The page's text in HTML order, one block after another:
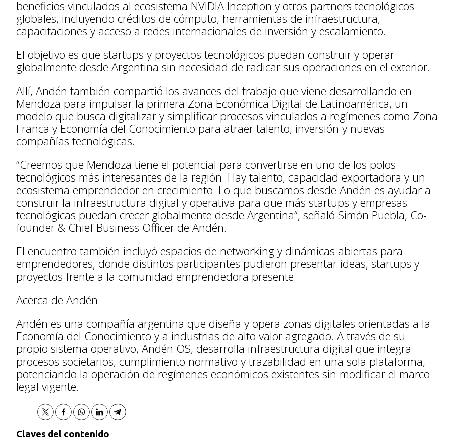
beneficios vinculados al ecosistema NVIDIA Inception y otros partners tecnológicos
globales, incluyendo créditos de cómputo, herramientas de infraestructura,
capacitaciones y acceso a redes internacionales de inversión y escalamiento.
El objetivo es que startups y proyectos tecnológicos puedan construir y operar
globalmente desde Argentina sin necesidad de radicar sus operaciones en el exterior.
Allí, Andén también compartió los avances del trabajo que viene desarrollando en
Mendoza para impulsar la primera Zona Económica Digital de Latinoamérica, un
modelo que busca digitalizar y simplificar procesos vinculados a regímenes como Zona
Franca y Economía del Conocimiento para atraer talento, inversión y nuevas
compañías tecnológicas.
“Creemos que Mendoza tiene el potencial para convertirse en uno de los polos
tecnológicos más interesantes de la región. Hay talento, capacidad exportadora y un
ecosistema emprendedor en crecimiento. Lo que buscamos desde Andén es ayudar a
construir la infraestructura digital y operativa para que más startups y empresas
tecnológicas puedan crecer globalmente desde Argentina”, señaló Simón Puebla, Co-
founder & Chief Business Officer de Andén.
El encuentro también incluyó espacios de networking y dinámicas abiertas para
emprendedores, donde distintos participantes pudieron presentar ideas, startups y
proyectos frente a la comunidad emprendedora presente.
Acerca de Andén
Andén es una compañía argentina que diseña y opera zonas digitales orientadas a la
Economía del Conocimiento y a industrias de alto valor agregado. A través de su
propio sistema operativo, Andén OS, desarrolla infraestructura digital que integra
procesos societarios, cumplimiento normativo y trazabilidad en una sola plataforma,
potenciando la operación de regímenes económicos existentes sin modificar el marco
legal vigente.
Claves del contenido